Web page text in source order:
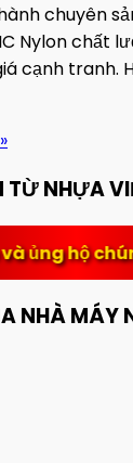
chuyên
Nylon chất
cạnh tranh.
»
TỪ NHỰA
NHÀ MÁY